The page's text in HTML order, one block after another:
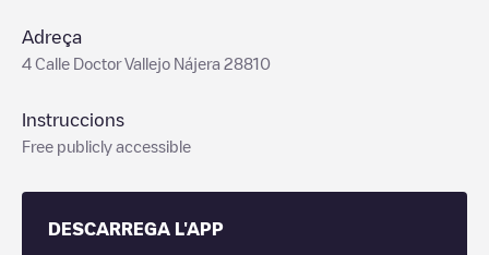
Adreça
4 Calle Doctor Vallejo Nájera 28810
Instruccions
Free publicly accessible
DESCARREGA L'APP